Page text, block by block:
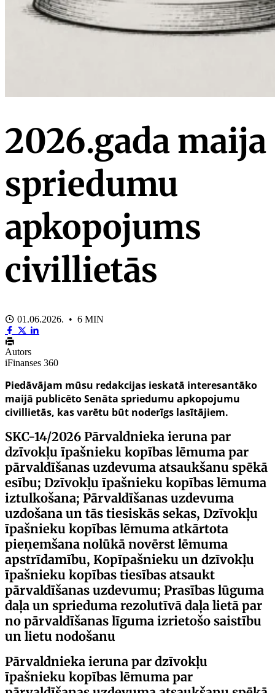
2026.gada maija
spriedumu
apkopojums
civillietās
01.06.2026. • 6 MIN
Autors
iFinanses 360
Piedāvājam mūsu redakcijas ieskatā interesantāko
maijā publicēto Senāta spriedumu apkopojumu
civillietās, kas varētu būt noderīgs lasītājiem.
SKC-14/2026 Pārvaldnieka ieruna par
dzīvokļu īpašnieku kopības lēmuma par
pārvaldīšanas uzdevuma atsaukšanu spēkā
esību; Dzīvokļu īpašnieku kopības lēmuma
iztulkošana; Pārvaldīšanas uzdevuma
uzdošana un tās tiesiskās sekas, Dzīvokļu
īpašnieku kopības lēmuma atkārtota
pieņemšana nolūkā novērst lēmuma
apstrīdamību, Kopīpašnieku un dzīvokļu
īpašnieku kopības tiesības atsaukt
pārvaldīšanas uzdevumu; Prasības lūguma
daļa un sprieduma rezolutīvā daļa lietā par
no pārvaldīšanas līguma izrietošo saistību
un lietu nodošanu
Pārvaldnieka ieruna par dzīvokļu
īpašnieku kopības lēmuma par